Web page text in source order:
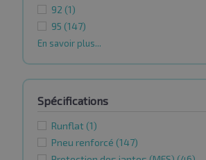
92 (1)
95 (147)
En savoir plus...
Spécifications
Runflat (1)
Pneu renforcé (147)